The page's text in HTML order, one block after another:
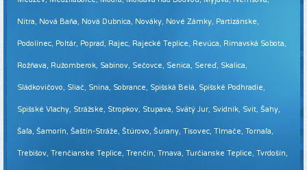
Nitra, Nová Baňa, Nová Dubnica, Nováky, Nové Zámky, Partizánske,
Podolínec, Poltár, Poprad, Rajec, Rajecké Teplice, Revúca, Rimavská Sobota,
Rožňava, Ružomberok, Sabinov, Sečovce, Senica, Sereď, Skalica,
Sládkovičovo, Sliač, Snina, Sobrance, Spišská Belá, Spišské Podhradie,
Spišské Vlachy, Strážske, Stropkov, Stupava, Svätý Jur, Svidník, Svit, Šahy,
Šaľa, Šamorín, Šaštín-Stráže, Štúrovo, Šurany, Tisovec, Tlmače, Tornaľa,
Trebišov, Trenčianske Teplice, Trenčín, Trnava, Turčianske Teplice, Tvrdošín,